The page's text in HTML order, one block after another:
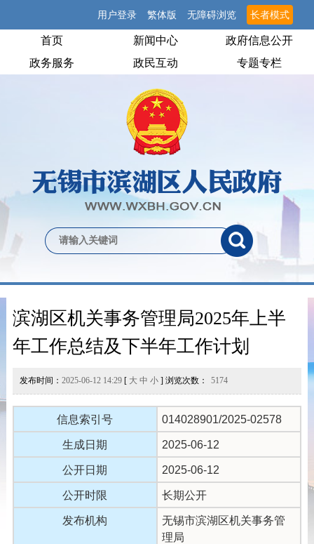
用户登录 繁体版 无障碍浏览 长者模式
首页 新闻中心
政府信息公开
政务服务
政民互动 专题专栏
滨湖区机关事务管理局2025年上半
年工作总结及下半年工作计划
发布时间： 2025-06-12 14:29[ 大 中 小] 浏览次数： 5174
信息索引号 014028901/2025-02578
生成日期 2025-06-12
公开日期 2025-06-12
公开时限 长期公开
发布机构
无锡市滨湖区机关事务管
理局